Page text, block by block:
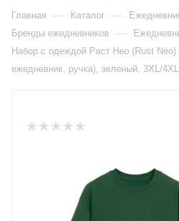
Главная — Каталог —
Бренды ежедневников —
Набор с одеждой Раст Нео (Rust
ежедневник, ручка), зеленый, 3XL/4XL